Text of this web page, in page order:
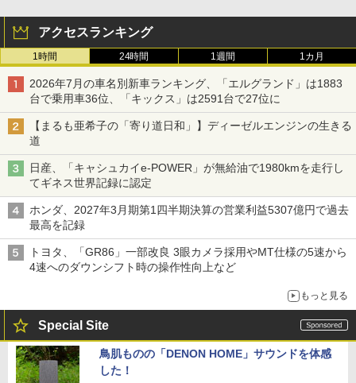
アクセスランキング
1時間 24時間 1週間 1カ月
2026年7月の車名別新車ランキング、「エルグランド」は1883
台で乗用車36位、「キックス」は2591台で27位に
【まるも亜希子の「寄り道日和」】ディーゼルエンジンの生きる
道
日産、「キャシュカイe-POWER」が無給油で1980kmを走行し
てギネス世界記録に認定
ホンダ、2027年3月期第1四半期決算の営業利益5307億円で過去
最高を記録
トヨタ、「GR86」一部改良 3眼カメラ採用やMT仕様の5速から
4速へのダウンシフト時の操作性向上など
もっと見る
Special Site
鳥肌ものの「DENON HOME」サウンドを体感
した！